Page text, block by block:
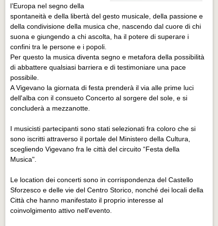
l’Europa nel segno della
spontaneità e della libertà del gesto musicale, della passione e
della condivisione della musica che, nascendo dal cuore di chi
suona e giungendo a chi ascolta, ha il potere di superare i
confini tra le persone e i popoli.
Per questo la musica diventa segno e metafora della possibilità
di abbattere qualsiasi barriera e di testimoniare una pace
possibile.
A Vigevano la giornata di festa prenderà il via alle prime luci
dell'alba con il consueto Concerto al sorgere del sole, e si
concluderà a mezzanotte.
I musicisti partecipanti sono stati selezionati fra coloro che si
sono iscritti attraverso il portale del Ministero della Cultura,
scegliendo Vigevano fra le città del circuito “Festa della
Musica".
Le location dei concerti sono in corrispondenza del Castello
Sforzesco e delle vie del Centro Storico, nonché dei locali della
Città che hanno manifestato il proprio interesse al
coinvolgimento attivo nell'evento.